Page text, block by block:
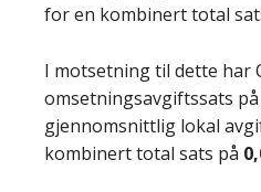
for en kombinert total
I motsetning til dette har
omsetningsavgiftssats på
gjennomsnittlig lokal
kombinert total sats på